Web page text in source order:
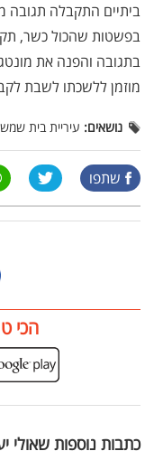
ביתיים התקבלה תגובה
בפשטות שהכול כשר,
בתגובה והפנה את מונטג
מוזמן ללשכתו לשבת
נושאים: עיריית בית
שתפו
הכי
כתבות נוספות שאולי